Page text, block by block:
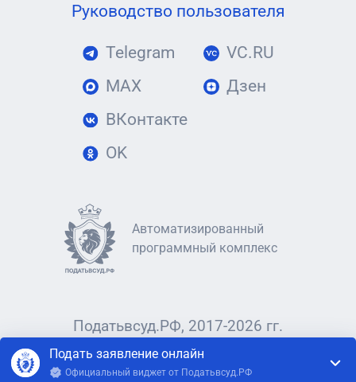
Подать заявление онлайн
Официальный виджет от Податьвсуд.РФ
Руководство пользователя
Telegram
MAX
ВКонтакте
OK
VC.RU
Дзен
Автоматизированный
программный комплекс
Податьвсуд.РФ, 2017-2026 гг.